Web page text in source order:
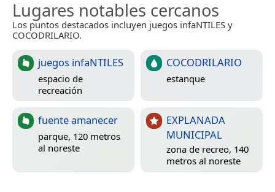
Lugares notables cercanos
Los puntos destacados incluyen juegos infaNTILES y
COCODRILARIO.
juegos infaNTILES
espacio de
recreación
COCODRILARIO
estanque
fuente amanecer
parque, 120 metros
al noreste
EXPLANADA
MUNICIPAL
zona de recreo, 140
metros al noreste